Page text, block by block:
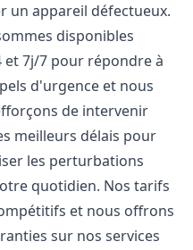
un appareil défectueux.
disponibles
et 7j/7 pour répondre à
d'urgence et nous
de intervenir
meilleurs délais pour
les perturbations
quotidien. Nos tarifs
et nous offrons
sur nos services